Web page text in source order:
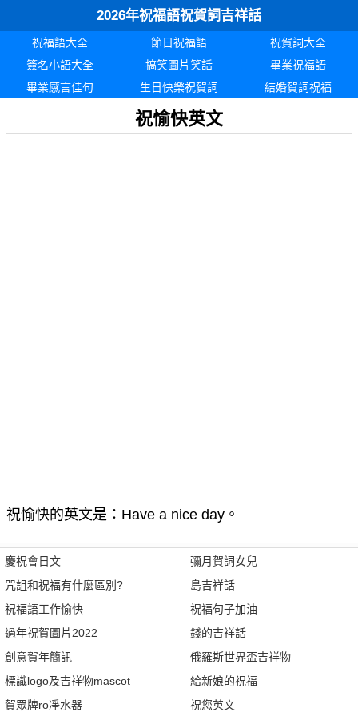
2026年祝福語祝賀詞吉祥話
祝福語大全 節日祝福語
祝賀詞大全
簽名小語大全
搞笑圖片笑話
畢業祝福語
畢業感言佳句
生日快樂祝賀詞 結婚賀詞祝福
祝愉快英文
祝愉快的英文是：Have a nice day。
慶祝會日文
咒詛和祝福有什麼區別?
祝福語工作愉快
過年祝賀圖片2022
創意賀年簡訊
標識logo及吉祥物mascot
賀眾牌ro凈水器
彌月賀詞女兒
島吉祥話
祝福句子加油
錢的吉祥話
俄羅斯世界盃吉祥物
給新娘的祝福
祝您英文